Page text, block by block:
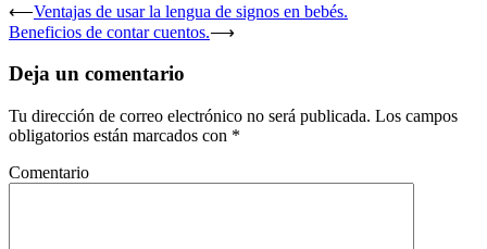
⟵Ventajas de usar la lengua de signos en bebés.
Beneficios de contar cuentos.⟶
Deja un comentario
Tu dirección de correo electrónico no será publicada. Los campos
obligatorios están marcados con *
Comentario